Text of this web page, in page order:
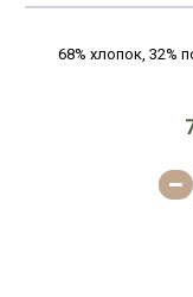
68% хлопок, 32%